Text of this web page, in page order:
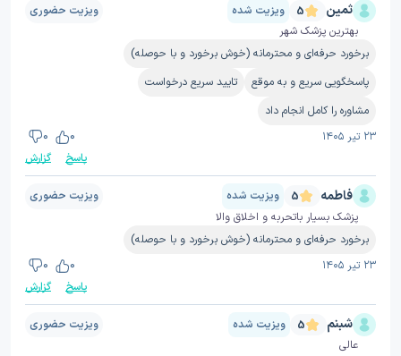
ثمین 5 ویزیت شده
ویزیت حضوری
بهترین پزشک شهر
برخورد حرفه‌ای و محترمانه (خوش برخورد و با حوصله)
پاسخگویی سریع و به موقع
تایید سریع درخواست
مشاوره را کامل انجام داد
۲۳ تیر ۱۴۰۵
0
0
پاسخ
گزارش
فاطمه 5 ویزیت شده
ویزیت حضوری
پزشک بسیار باتحربه و اخلاق والا
برخورد حرفه‌ای و محترمانه (خوش برخورد و با حوصله)
۲۳ تیر ۱۴۰۵
0
0
پاسخ
گزارش
شبنم 5 ویزیت شده
ویزیت حضوری
عالی